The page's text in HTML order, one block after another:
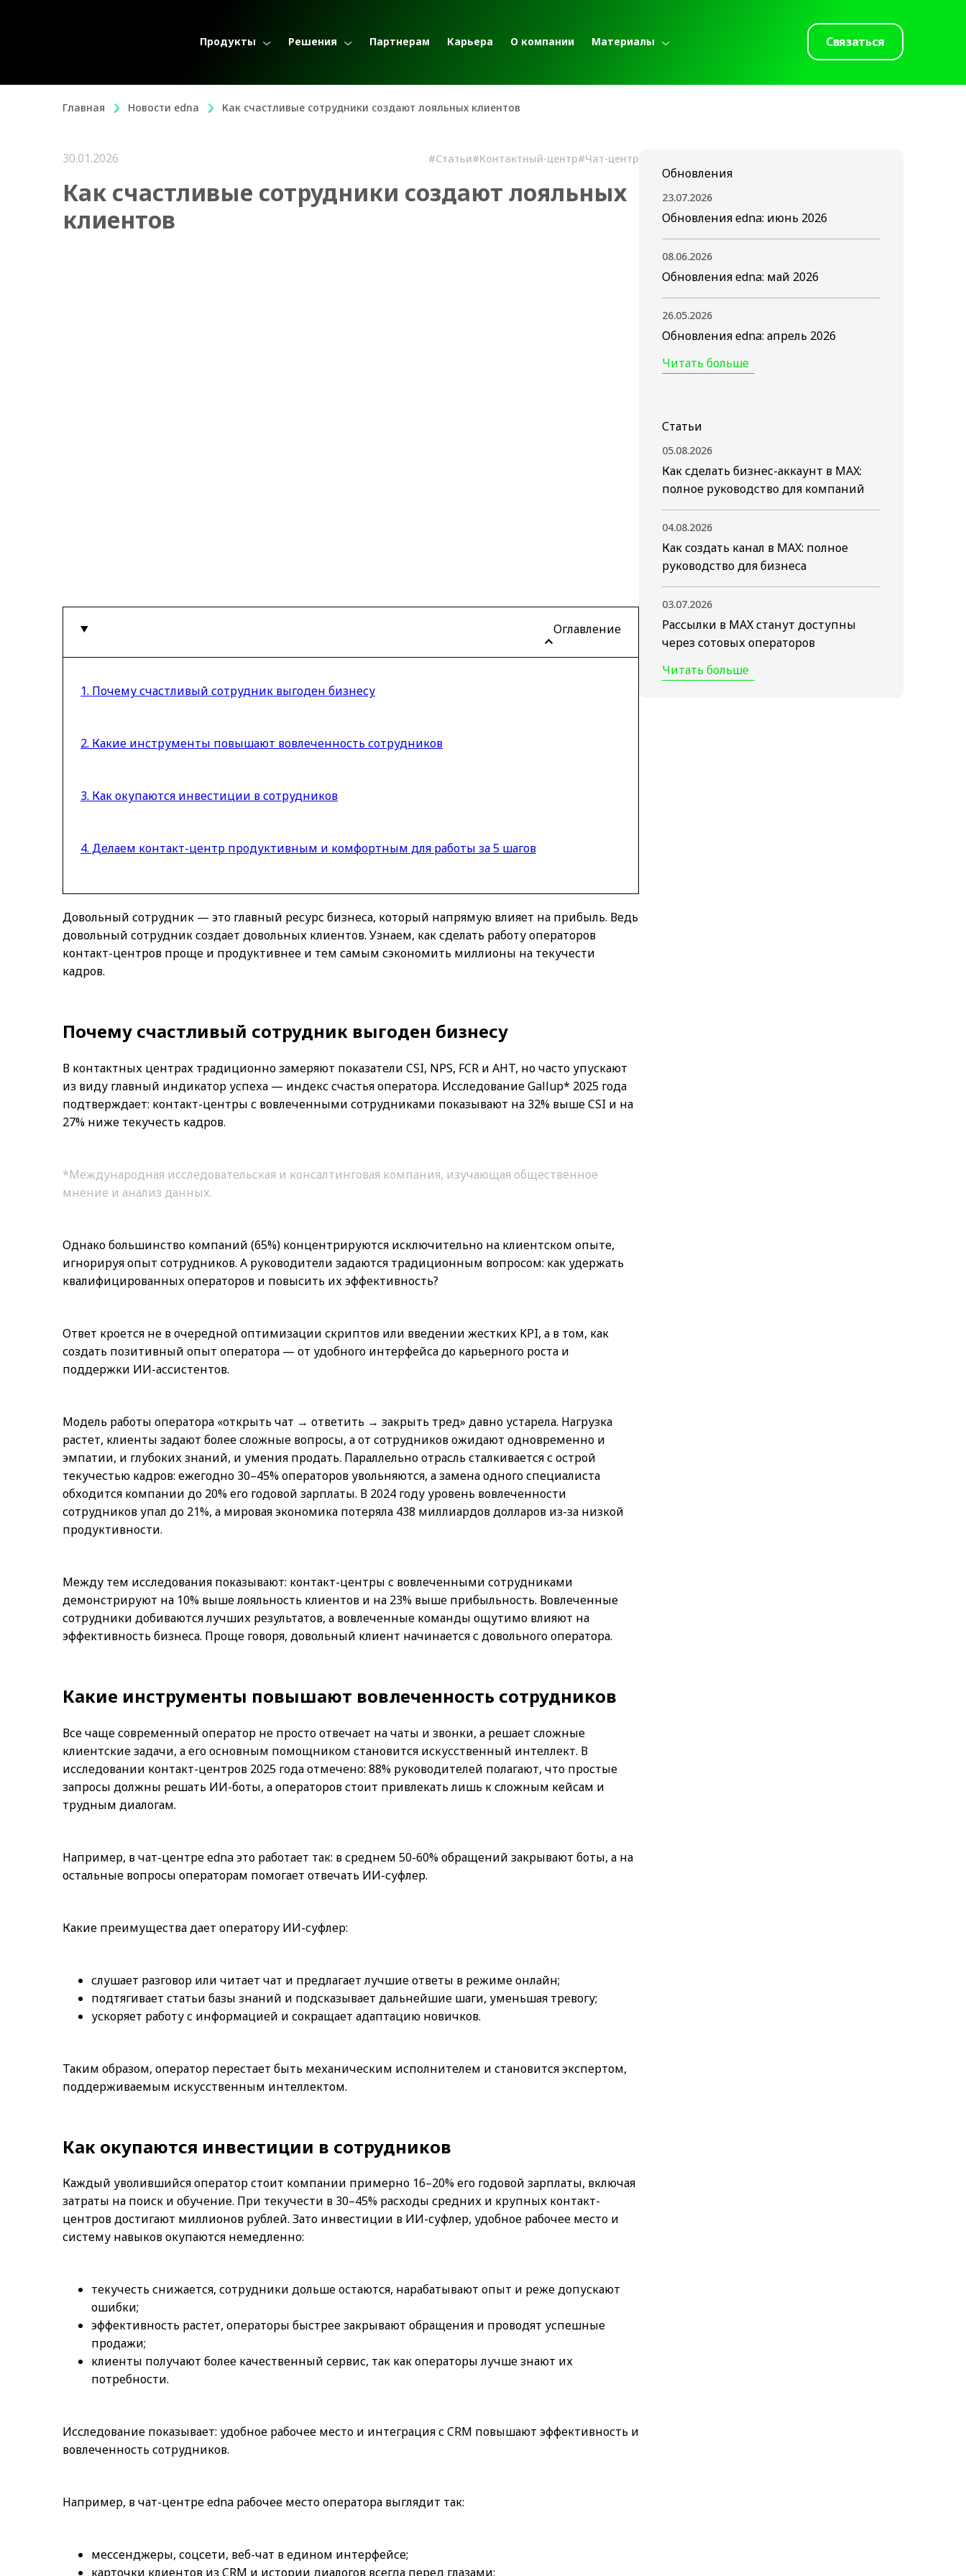
Продукты Решения Партнерам Карьера О компании Материалы Связаться
Главная Новости edna Как счастливые сотрудники создают лояльных клиентов
30.01.2026 #Статьи#Контактный-центр#Чат-центр
Как счастливые сотрудники создают лояльных
клиентов
Оглавление
1. Почему счастливый сотрудник выгоден бизнесу
2. Какие инструменты повышают вовлеченность сотрудников
3. Как окупаются инвестиции в сотрудников
4. Делаем контакт-центр продуктивным и комфортным для работы за 5 шагов
Довольный сотрудник — это главный ресурс бизнеса, который напрямую влияет на прибыль. Ведь
довольный сотрудник создает довольных клиентов. Узнаем, как сделать работу операторов
контакт-центров проще и продуктивнее и тем самым сэкономить миллионы на текучести
кадров.
Почему счастливый сотрудник выгоден бизнесу
В контактных центрах традиционно замеряют показатели CSI, NPS, FCR и AHT, но часто упускают
из виду главный индикатор успеха — индекс счастья оператора. Исследование Gallup* 2025 года
подтверждает: контакт-центры с вовлеченными сотрудниками показывают на 32% выше CSI и на
27% ниже текучесть кадров.
*Международная исследовательская и консалтинговая компания, изучающая общественное
мнение и анализ данных.
Однако большинство компаний (65%) концентрируются исключительно на клиентском опыте,
игнорируя опыт сотрудников. А руководители задаются традиционным вопросом: как удержать
квалифицированных операторов и повысить их эффективность?
Ответ кроется не в очередной оптимизации скриптов или введении жестких KPI, а в том, как
создать позитивный опыт оператора — от удобного интерфейса до карьерного роста и
поддержки ИИ-ассистентов.
Модель работы оператора «открыть чат → ответить → закрыть тред» давно устарела. Нагрузка
растет, клиенты задают более сложные вопросы, а от сотрудников ожидают одновременно и
эмпатии, и глубоких знаний, и умения продать. Параллельно отрасль сталкивается с острой
текучестью кадров: ежегодно 30–45% операторов увольняются, а замена одного специалиста
обходится компании до 20% его годовой зарплаты. В 2024 году уровень вовлеченности
сотрудников упал до 21%, а мировая экономика потеряла 438 миллиардов долларов из-за низкой
продуктивности.
Между тем исследования показывают: контакт-центры с вовлеченными сотрудниками
демонстрируют на 10% выше лояльность клиентов и на 23% выше прибыльность. Вовлеченные
сотрудники добиваются лучших результатов, а вовлеченные команды ощутимо влияют на
эффективность бизнеса. Проще говоря, довольный клиент начинается с довольного оператора.
Какие инструменты повышают вовлеченность сотрудников
Все чаще современный оператор не просто отвечает на чаты и звонки, а решает сложные
клиентские задачи, а его основным помощником становится искусственный интеллект. В
исследовании контакт-центров 2025 года отмечено: 88% руководителей полагают, что простые
запросы должны решать ИИ-боты, а операторов стоит привлекать лишь к сложным кейсам и
трудным диалогам.
Например, в чат-центре edna это работает так: в среднем 50-60% обращений закрывают боты, а на
остальные вопросы операторам помогает отвечать ИИ-суфлер.
Какие преимущества дает оператору ИИ-суфлер:
слушает разговор или читает чат и предлагает лучшие ответы в режиме онлайн;
подтягивает статьи базы знаний и подсказывает дальнейшие шаги, уменьшая тревогу;
ускоряет работу с информацией и сокращает адаптацию новичков.
Таким образом, оператор перестает быть механическим исполнителем и становится экспертом,
поддерживаемым искусственным интеллектом.
Как окупаются инвестиции в сотрудников
Каждый уволившийся оператор стоит компании примерно 16–20% его годовой зарплаты, включая
затраты на поиск и обучение. При текучести в 30–45% расходы средних и крупных контакт-
центров достигают миллионов рублей. Зато инвестиции в ИИ-суфлер, удобное рабочее место и
систему навыков окупаются немедленно:
текучесть снижается, сотрудники дольше остаются, нарабатывают опыт и реже допускают
ошибки;
эффективность растет, операторы быстрее закрывают обращения и проводят успешные
продажи;
клиенты получают более качественный сервис, так как операторы лучше знают их
потребности.
Исследование показывает: удобное рабочее место и интеграция с CRM повышают эффективность и
вовлеченность сотрудников.
Например, в чат-центре edna рабочее место оператора выглядит так:
мессенджеры, соцсети, веб-чат в едином интерфейсе;
карточки клиентов из CRM и истории диалогов всегда перед глазами;
Обновления
23.07.2026
Обновления edna: июнь 2026
08.06.2026
Обновления edna: май 2026
26.05.2026
Обновления edna: апрель 2026
Читать больше
Статьи
05.08.2026
Как сделать бизнес-аккаунт в MAX:
полное руководство для компаний
04.08.2026
Как создать канал в MAX: полное
руководство для бизнеса
03.07.2026
Рассылки в MAX станут доступны
через сотовых операторов
Читать больше